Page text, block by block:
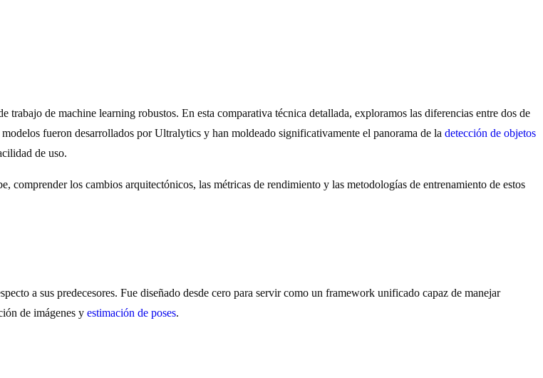
de machine learning robustos. En esta comparativa técnica detallada, exploramos las diferencias entre dos de
fueron desarrollados por Ultralytics y han moldeado significativamente el panorama de la detección de objetos
de uso.
comprender los cambios arquitectónicos, las métricas de rendimiento y las metodologías de entrenamiento de estos
a sus predecesores. Fue diseñado desde cero para servir como un framework unificado capaz de manejar
de imágenes y estimación de poses.